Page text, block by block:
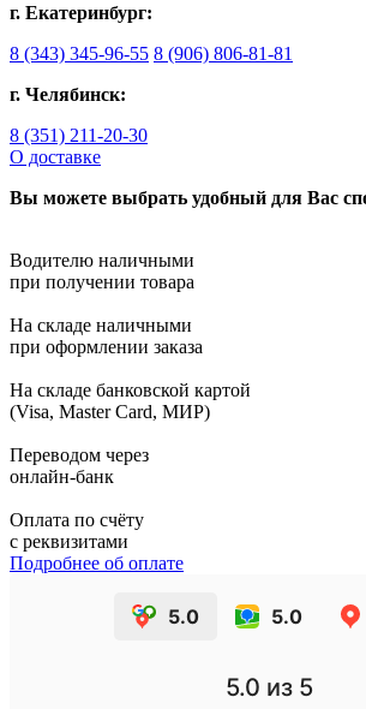
г. Екатеринбург:
8 (343) 345-96-55 8 (906) 806-81-81
г. Челябинск:
8 (351) 211-20-30
О доставке
Вы можете выбрать удобный для Вас
Водителю наличными
при получении товара
На складе наличными
при оформлении заказа
На складе банковской картой
(Visa, Master Card, МИР)
Переводом через
онлайн-банк
Оплата по счёту
с реквизитами
Подробнее об оплате
5.0 5.0
5.0 из 5